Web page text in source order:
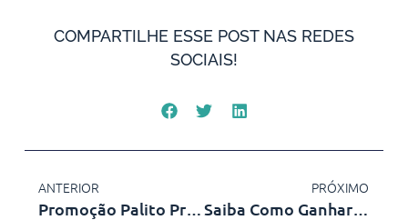
COMPARTILHE ESSE POST NAS REDES
SOCIAIS!
ANTERIOR
Promoção Palito Premiado Voltou!
PRÓXIMO
Saiba Como Ganhar Kit Churrasco Grátis